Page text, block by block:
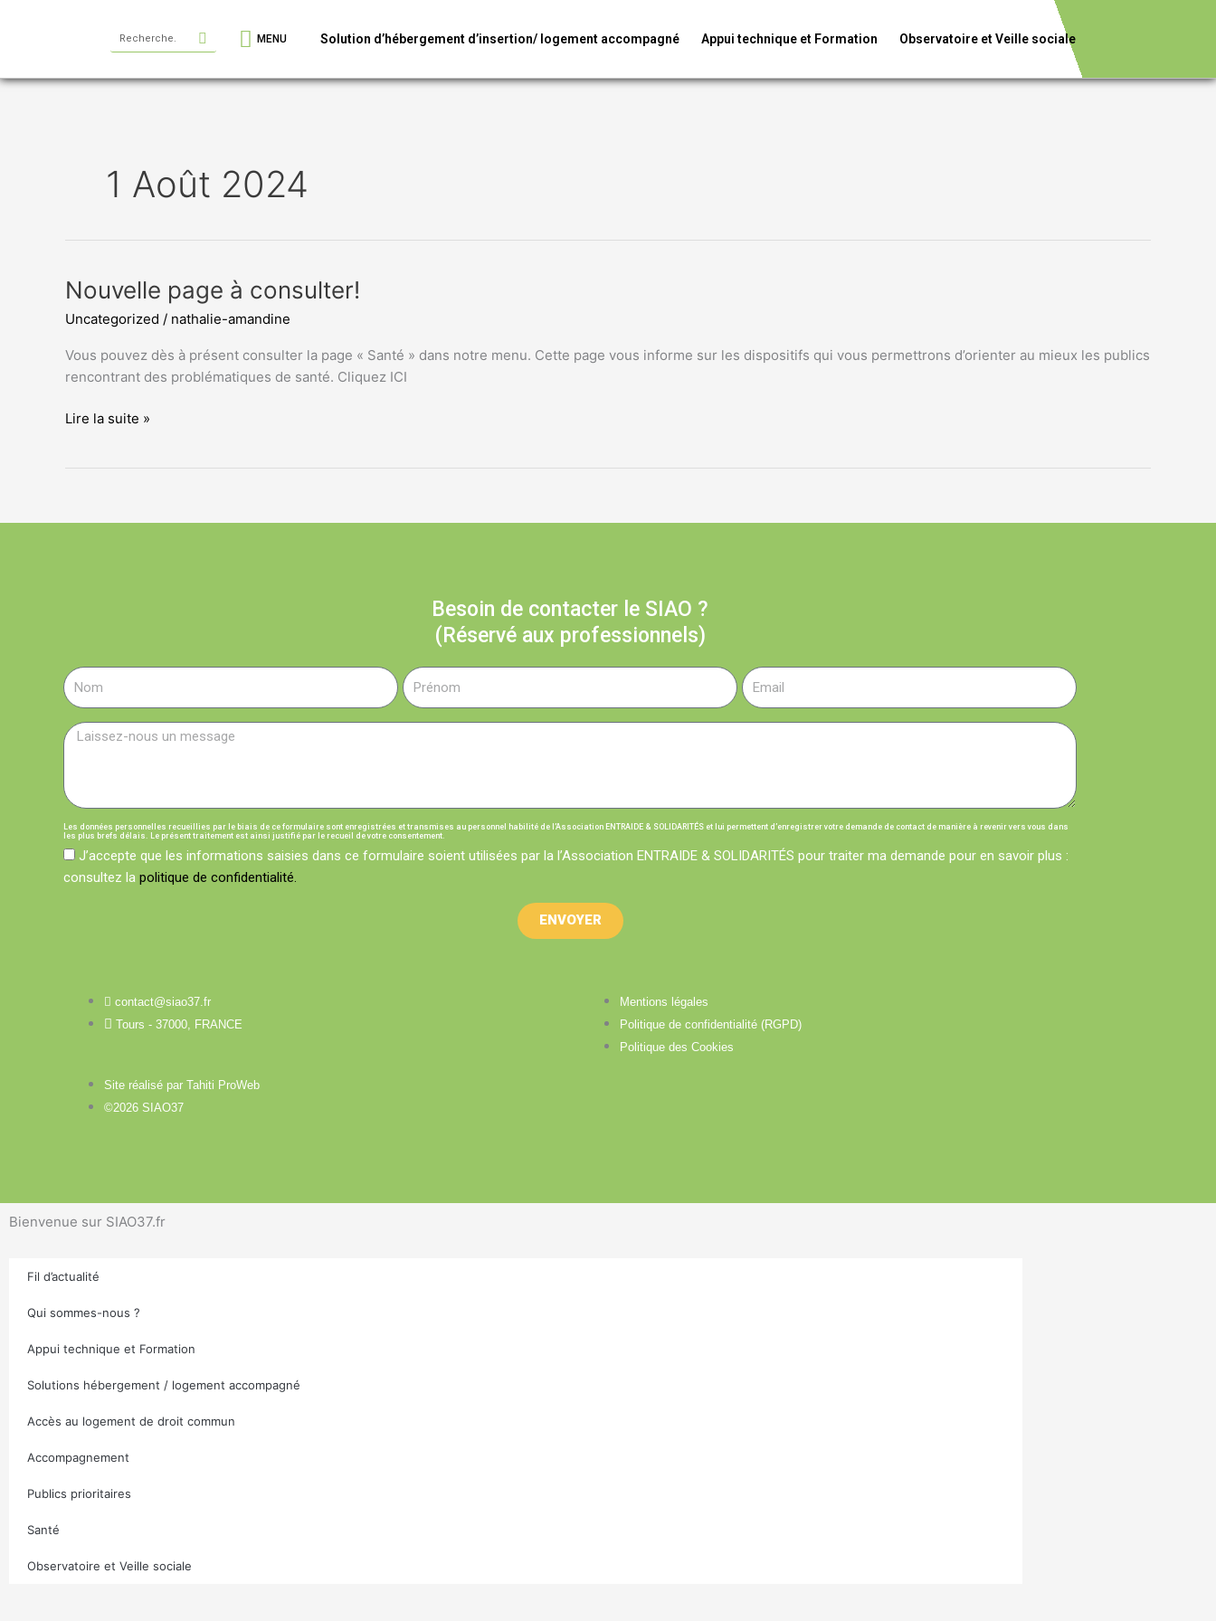
Rechercher MENU Solution d’hébergement d’insertion/ logement accompagné Appui technique et Formation Observatoire et Veille sociale
1 Août 2024
Nouvelle page à consulter!
Uncategorized / nathalie-amandine
Vous pouvez dès à présent consulter la page « Santé » dans notre menu. Cette page vous informe sur les dispositifs qui vous permettrons d’orienter au mieux les publics
rencontrant des problématiques de santé. Cliquez ICI
Nouvelle
à
consulter!
Lire la suite »
Besoin de contacter le SIAO ?
(Réservé aux professionnels)
Les données personnelles recueillies par le biais de ce formulaire sont enregistrées et transmises au personnel habilité de l’Association ENTRAIDE & SOLIDARITÉS et lui permettent d’enregistrer votre demande de contact de manière à revenir vers vous dans
les plus brefs délais. Le présent traitement est ainsi justifié par le recueil de votre consentement.
J’accepte que les informations saisies dans ce formulaire soient utilisées par la l’Association ENTRAIDE & SOLIDARITÉS pour traiter ma demande pour en savoir plus :
consultez la politique de confidentialité.
ENVOYER
contact@siao37.fr
Tours - 37000, FRANCE
Site réalisé par Tahiti ProWeb
©2026 SIAO37
Mentions légales
Politique de confidentialité (RGPD)
Politique des Cookies
Bienvenue sur SIAO37.fr
Fil d’actualité
Qui sommes-nous ?
Appui technique et Formation
Solutions hébergement / logement accompagné
Accès au logement de droit commun
Accompagnement
Publics prioritaires
Santé
Observatoire et Veille sociale